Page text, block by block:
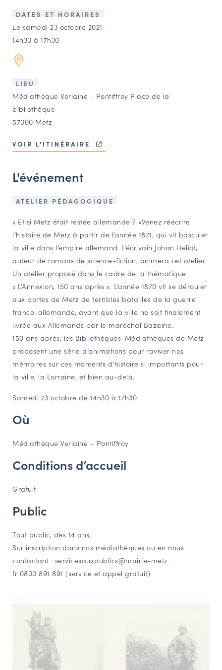
CONTACT
Agenda
Annuaire
Ressources
BOURSE D’ÉCHANGE
CARTES DES NAUDIN
Espace acteurs
NAVIGATION FILTRÉE « ACTEURS »
PORTAIL CULTURE
Comité d'Histoire Régionale
Service Inventaire et Patrimoines de la Région Grand Est
VOUS ÊTES…
Amateurs d’histoire et de patrimoine
DATES ET HORAIRES
Le samedi 23 octobre 2021
14h30 à 17h30
LIEU
Médiathèque Verlaine - Pontiffroy Place de la
bibliothèque
57000 Metz
VOIR L'ITINÉRAIRE
L'événement
ATELIER PÉDAGOGIQUE
« Et si Metz était restée allemande ? »Venez réécrire
l’histoire de Metz à partir de l’année 1871, qui vit basculer
la ville dans l’empire allemand. L’écrivain Johan Heliot,
auteur de romans de science-fiction, animera cet atelier.
Un atelier proposé dans le cadre de la thématique
« L’Annexion, 150 ans après ». L’année 1870 vit se dérouler
aux portes de Metz de terribles batailles de la guerre
franco-allemande, avant que la ville ne soit finalement
livrée aux Allemands par le maréchal Bazaine.
150 ans après, les Bibliothèques-Médiathèques de Metz
proposent une série d’animations pour raviver nos
mémoires sur ces moments d’histoire si importants pour
la ville, la Lorraine, et bien au-delà.
Samedi 23 octobre de 14h30 à 17h30
Où
Médiathèque Verlaine – Pontiffroy
Conditions d’accueil
Gratuit
Public
Tout public, dès 14 ans.
Sur inscription dans nos médiathèques ou en nous
contactant : servicesauxpublics@mairie-metz.
fr 0800 891 891 (service et appel gratuit)